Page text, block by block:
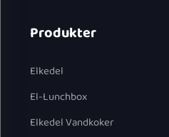
Produkter
Elkedel
El-Lunchbox
Elkedel Vandkoker